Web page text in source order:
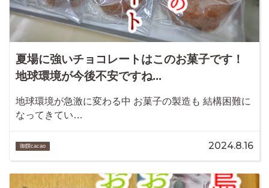
夏場に強いチョコレートはこのお菓子です！
地球環境が今後不安ですね...
地球環境が急激に変わる中 お菓子の製造も 結構困難に
なってきてい…
御饌cacao 2024.8.16